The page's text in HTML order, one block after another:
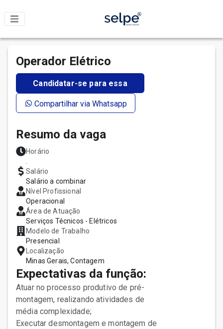
Operador Elétrico
Candidatar-se para essa
vaga
Compartilhar via Whatsapp
Resumo da vaga
Horário
.
Salário
Salário a combinar
Nível Profissional
Operacional
Área de Atuação
Serviços Técnicos - Elétricos
Modelo de Trabalho
Presencial
Localização
Minas Gerais, Contagem
Expectativas da função:
Atuar no processo produtivo de pré-
montagem, realizando atividades de
média complexidade;
Executar desmontagem e montagem de